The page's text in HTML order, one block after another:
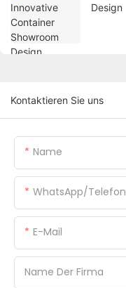
Design
Kontaktieren Sie uns
Name
WhatsApp/Telefon
E-Mail
Name Der Firma